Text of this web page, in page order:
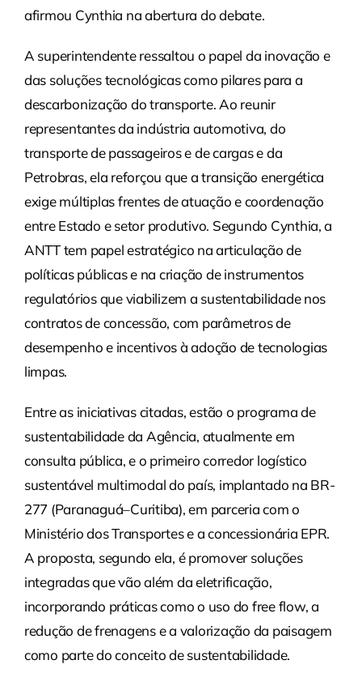
afirmou Cynthia na abertura do debate.
A superintendente ressaltou o papel da inovação e
das soluções tecnológicas como pilares para a
descarbonização do transporte. Ao reunir
representantes da indústria automotiva, do
transporte de passageiros e de cargas e da
Petrobras, ela reforçou que a transição energética
exige múltiplas frentes de atuação e coordenação
entre Estado e setor produtivo. Segundo Cynthia, a
ANTT tem papel estratégico na articulação de
políticas públicas e na criação de instrumentos
regulatórios que viabilizem a sustentabilidade nos
contratos de concessão, com parâmetros de
desempenho e incentivos à adoção de tecnologias
limpas.
Entre as iniciativas citadas, estão o programa de
sustentabilidade da Agência, atualmente em
consulta pública, e o primeiro corredor logístico
sustentável multimodal do país, implantado na BR-
277 (Paranaguá–Curitiba), em parceria com o
Ministério dos Transportes e a concessionária EPR.
A proposta, segundo ela, é promover soluções
integradas que vão além da eletrificação,
incorporando práticas como o uso do free flow, a
redução de frenagens e a valorização da paisagem
como parte do conceito de sustentabilidade.